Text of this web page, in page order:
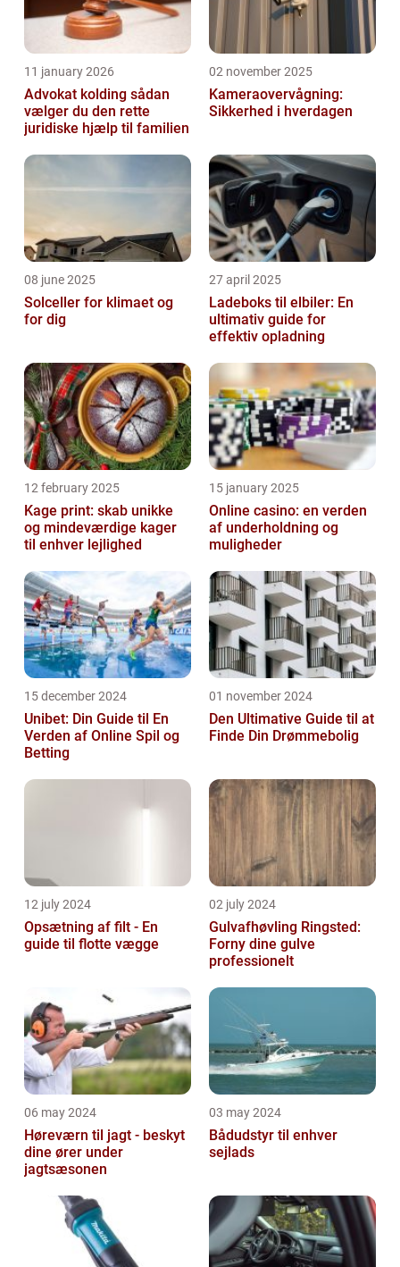
11 january 2026
Advokat kolding sådan
vælger du den rette
juridiske hjælp til familien
02 november 2025
Kameraovervågning:
Sikkerhed i hverdagen
08 june 2025
Solceller for klimaet og
for dig
27 april 2025
Ladeboks til elbiler: En
ultimativ guide for
effektiv opladning
12 february 2025
Kage print: skab unikke
og mindeværdige kager
til enhver lejlighed
15 january 2025
Online casino: en verden
af underholdning og
muligheder
15 december 2024
Unibet: Din Guide til En
Verden af Online Spil og
Betting
01 november 2024
Den Ultimative Guide til at
Finde Din Drømmebolig
12 july 2024
Opsætning af filt - En
guide til flotte vægge
02 july 2024
Gulvafhøvling Ringsted:
Forny dine gulve
professionelt
06 may 2024
Høreværn til jagt - beskyt
dine ører under
jagtsæsonen
03 may 2024
Bådudstyr til enhver
sejlads